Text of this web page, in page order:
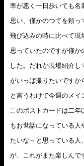
率が悪く一日歩いても名
思い、僅かのつてを頼っ
飛び込みの時に比べて現
思っていたのですが僅か
した。だれか現場紹介
がいっぱ撮りたいですか
と言うわけで今週のメイ
このポストカードは二年
もお世話になっている人
たいな～と思っている人
が、これがまた楽しんで